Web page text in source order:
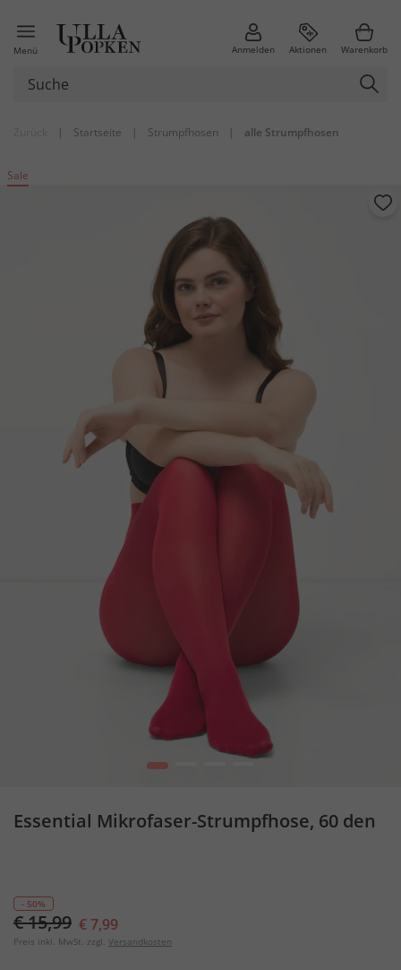
Menü Anmelden Aktionen Warenkorb
| Startseite | Strumpfhosen | alle Strumpfhosen
Sale
1
Essential Mikrofaser-Strumpfhose, 60 den
- 50%
€ 15,99 € 7,99
Preis inkl. MwSt. zzgl. Versandkosten